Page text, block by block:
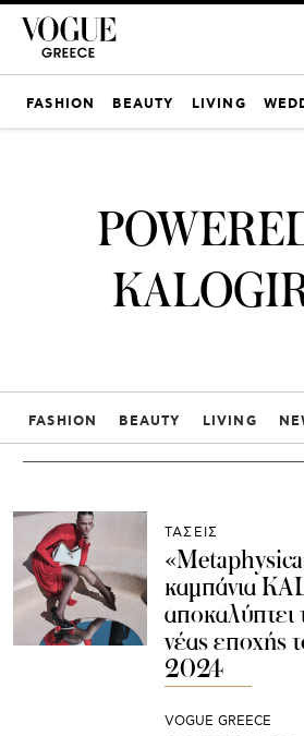
FASHION BEAUTY LIVING
FASHION BEAUTY LIVING
ΤΑΣΕΙΣ
καμπάνια
αποκαλύπτει
νέας εποχής
2024
VOGUE GREECE